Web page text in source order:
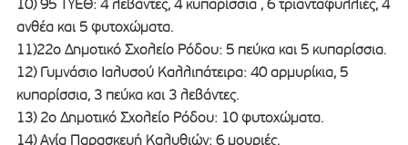
10) 95 ΤΥΕΘ: 4 λεβάντες, 4 κυπαρίσσια , 6 τριανταφυλλιές, 4
ανθέα και 5 φυτοχώματα.
11)22ο Δημοτικό Σχολείο Ρόδου: 5 πεύκα και 5 κυπαρίσσια.
12) Γυμνάσιο Ιαλυσού Καλλιπάτειρα: 40 αρμυρίκια, 5
κυπαρίσσια, 3 πεύκα και 3 λεβάντες.
13) 2ο Δημοτικό Σχολείο Ρόδου: 10 φυτοχώματα.
14) Αγία Παρασκευή Καλυθιών: 6 μουριές.